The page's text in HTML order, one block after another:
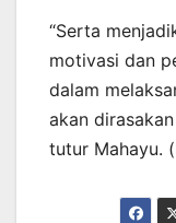
“Serta
motivasi dan
dalam
akan
tutur Mahayu.